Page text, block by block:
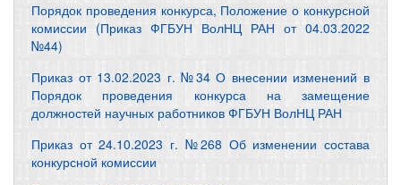
Порядок проведения конкурса, Положение о конкурсной
комиссии (Приказ ФГБУН ВолНЦ РАН от 04.03.2022
№44)
Приказ от 13.02.2023 г. №34 О внесении изменений в
Порядок проведения конкурса на замещение
должностей научных работников ФГБУН ВолНЦ РАН
Приказ от 24.10.2023 г. №268 Об изменении состава
конкурсной комиссии